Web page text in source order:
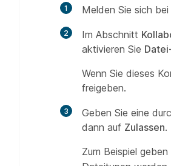
1 Melden Sie sich bei
2 Im Abschnitt
aktivieren Sie
Wenn Sie dieses
freigeben.
3
Geben Sie eine
dann auf Zulassen.
Zum Beispiel geben